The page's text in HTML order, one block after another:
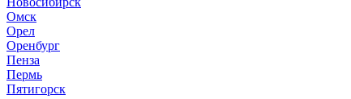
Омск
Орел
Оренбург
Пенза
Пермь
Пятигорск